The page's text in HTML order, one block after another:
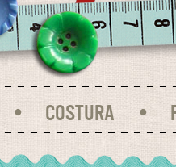
COSTURA